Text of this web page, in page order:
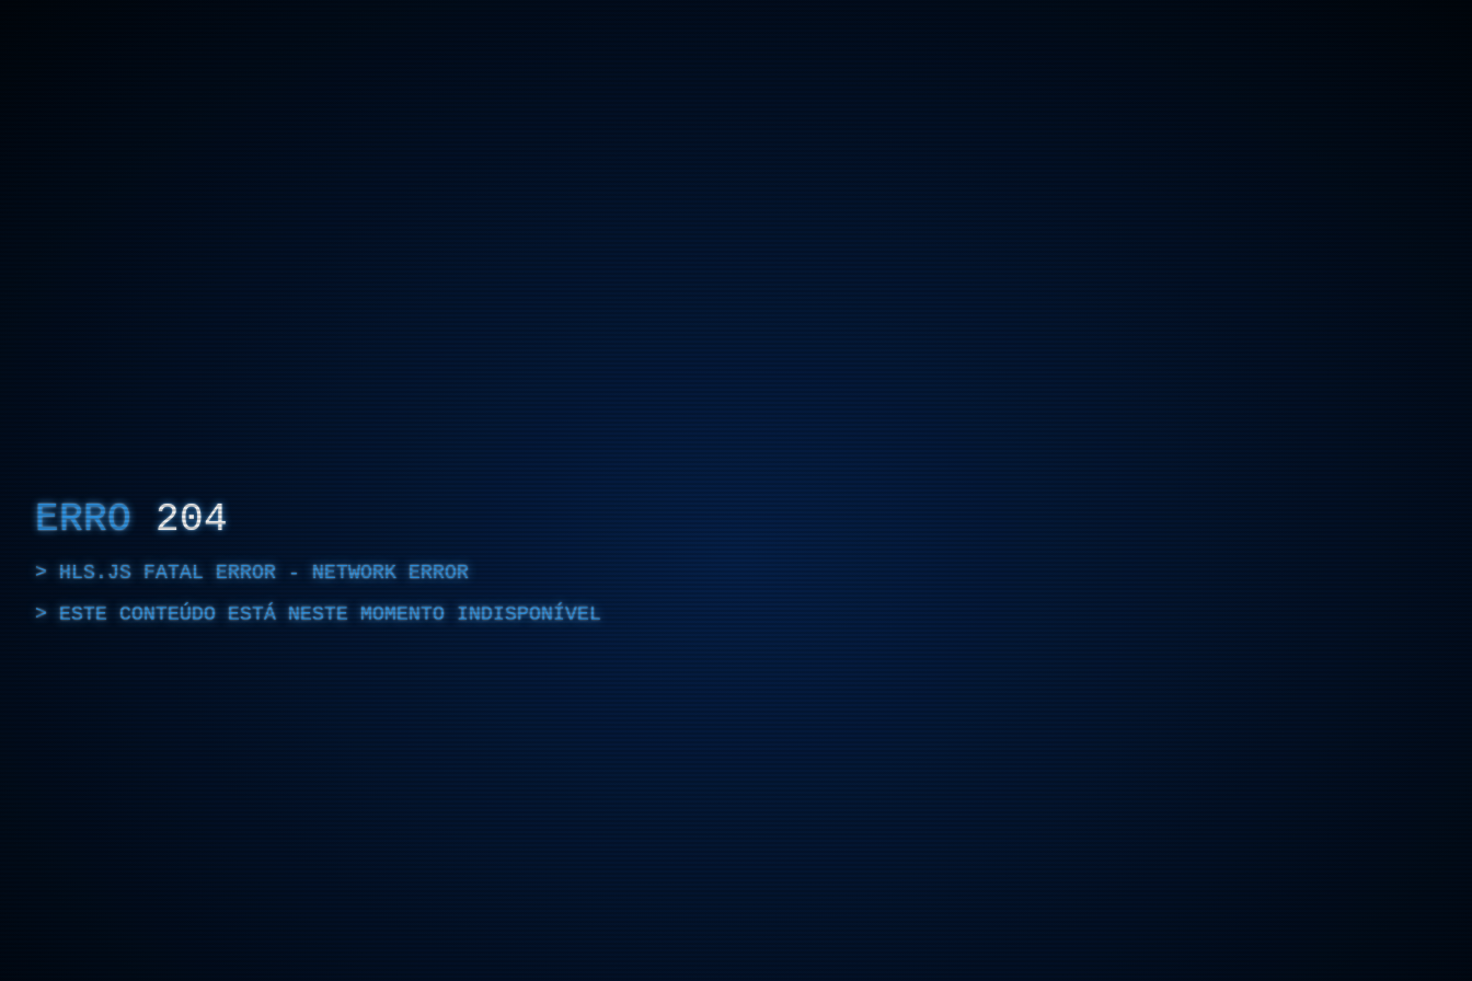
ERRO 204
HLS.JS FATAL ERROR - NETWORK ERROR
ESTE CONTEÚDO ESTÁ NESTE MOMENTO INDISPONÍVEL